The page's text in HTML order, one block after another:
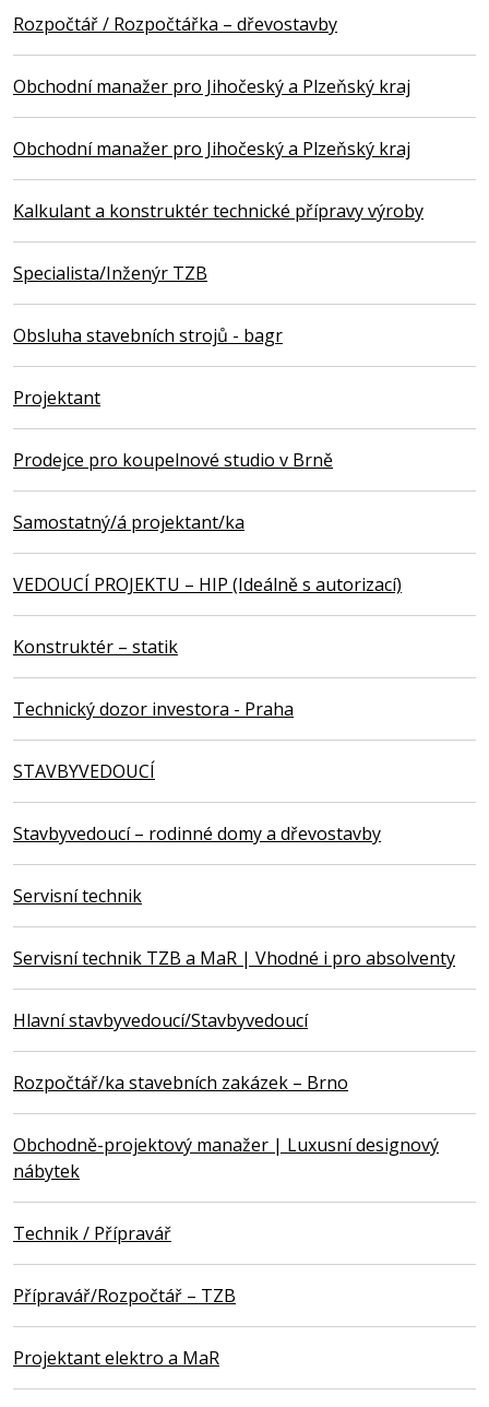
Rozpočtář / Rozpočtářka – dřevostavby
Obchodní manažer pro Jihočeský a Plzeňský kraj
Obchodní manažer pro Jihočeský a Plzeňský kraj
Kalkulant a konstruktér technické přípravy výroby
Specialista/Inženýr TZB
Obsluha stavebních strojů - bagr
Projektant
Prodejce pro koupelnové studio v Brně
Samostatný/á projektant/ka
VEDOUCÍ PROJEKTU – HIP (Ideálně s autorizací)
Konstruktér – statik
Technický dozor investora - Praha
STAVBYVEDOUCÍ
Stavbyvedoucí – rodinné domy a dřevostavby
Servisní technik
Servisní technik TZB a MaR | Vhodné i pro absolventy
Hlavní stavbyvedoucí/Stavbyvedoucí
Rozpočtář/ka stavebních zakázek – Brno
Obchodně-projektový manažer | Luxusní designový
nábytek
Technik / Přípravář
Přípravář/Rozpočtář – TZB
Projektant elektro a MaR